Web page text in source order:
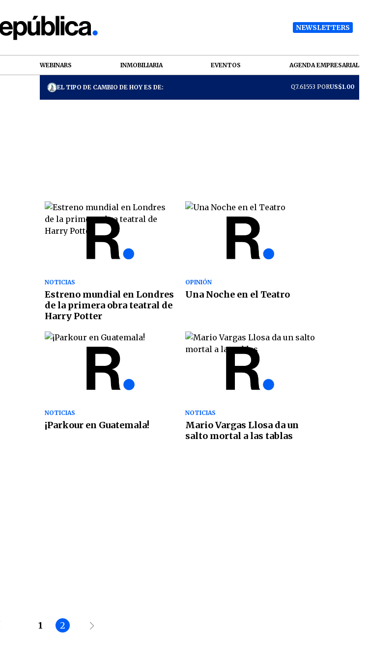
NEWSLETTERS
WEBINARS INMOBILIARIA EVENTOS AGENDA EMPRESARIAL
EL TIPO DE CAMBIO DE HOY ES DE: Q7.61553 PORUS$1.00
NOTICIAS
Estreno mundial en Londres
de la primera obra teatral de
Harry Potter
OPINIÓN
Una Noche en el Teatro
NOTICIAS
¡Parkour en Guatemala!
NOTICIAS
Mario Vargas Llosa da un
salto mortal a las tablas
1 2